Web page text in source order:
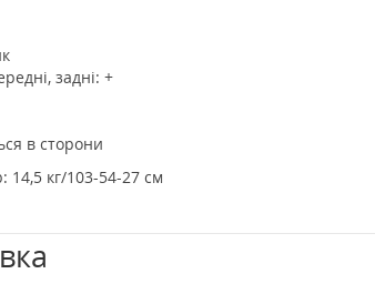
задні: +
в сторони
14,5 кг/103-54-27 см